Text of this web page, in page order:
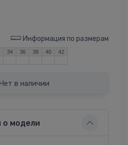
Информация по размерам
34 36 38 40 42
в наличии
модели